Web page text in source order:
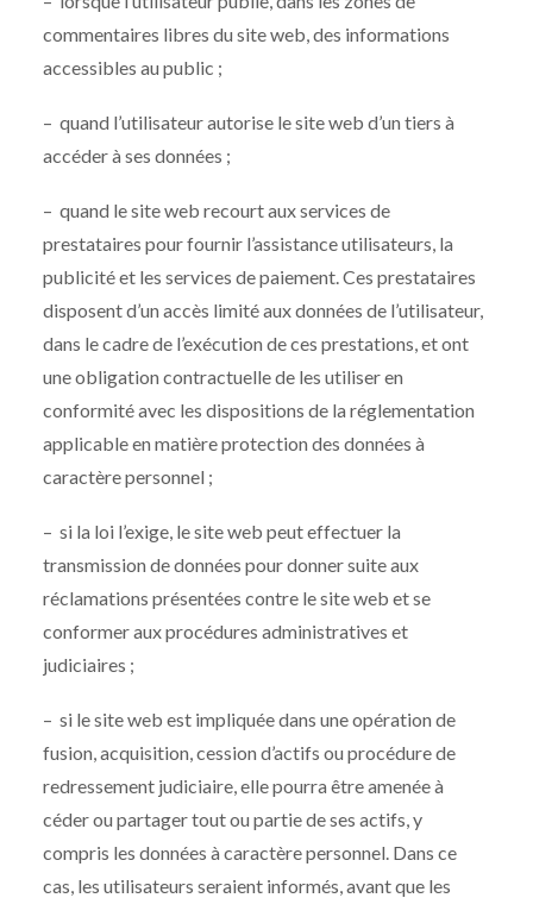
commentaires libres du site web, des informations
accessibles au public ;
– quand l’utilisateur autorise le site web d’un tiers à
accéder à ses données ;
– quand le site web recourt aux services de
prestataires pour fournir l’assistance utilisateurs, la
publicité et les services de paiement. Ces prestataires
disposent d’un accès limité aux données de l’utilisateur,
dans le cadre de l’exécution de ces prestations, et ont
une obligation contractuelle de les utiliser en
conformité avec les dispositions de la réglementation
applicable en matière protection des données à
caractère personnel ;
– si la loi l’exige, le site web peut effectuer la
transmission de données pour donner suite aux
réclamations présentées contre le site web et se
conformer aux procédures administratives et
judiciaires ;
– si le site web est impliquée dans une opération de
fusion, acquisition, cession d’actifs ou procédure de
redressement judiciaire, elle pourra être amenée à
céder ou partager tout ou partie de ses actifs, y
compris les données à caractère personnel. Dans ce
cas, les utilisateurs seraient informés, avant que les